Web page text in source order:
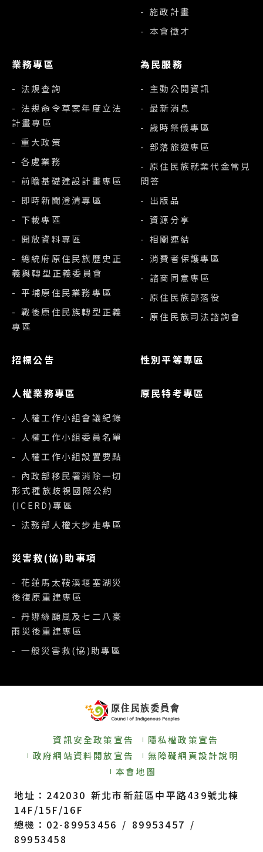
- 施政計畫
- 本會徵才
業務專區
- 法規查詢
- 法規命令草案年度立法
計畫專區
- 重大政策
- 各處業務
- 前瞻基礎建設計畫專區
- 即時新聞澄清專區
- 下載專區
- 開放資料專區
- 總統府原住民族歷史正
義與轉型正義委員會
- 平埔原住民業務專區
- 戰後原住民族轉型正義
專區
為民服務
- 主動公開資訊
- 最新消息
- 歲時祭儀專區
- 部落旅遊專區
- 原住民族就業代金常見
問答
- 出版品
- 資源分享
- 相關連結
- 消費者保護專區
- 諮商同意專區
- 原住民族部落役
- 原住民族司法諮詢會
招標公告 性別平等專區
人權業務專區
- 人權工作小組會議紀錄
- 人權工作小組委員名單
- 人權工作小組設置要點
- 內政部移民署消除一切
形式種族歧視國際公約
(ICERD)專區
- 法務部人權大步走專區
原民特考專區
災害救(協)助事項
- 花蓮馬太鞍溪堰塞湖災
後復原重建專區
- 丹娜絲颱風及七二八豪
雨災後重建專區
- 一般災害救(協)助專區
資訊安全政策宣告
隱私權政策宣告
政府網站資料開放宣告
無障礙網頁設計說明
本會地圖
地址：242030 新北市新莊區中平路439號北棟
14F/15F/16F
總機：02-89953456 / 89953457 /
89953458